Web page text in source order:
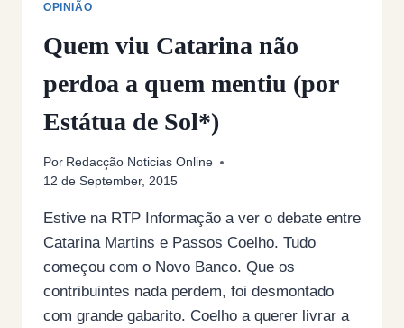
OPINIÃO
Quem viu Catarina não
perdoa a quem mentiu (por
Estátua de Sol*)
Por Redacção Noticias Online
12 de September, 2015
Estive na RTP Informação a ver o debate entre
Catarina Martins e Passos Coelho. Tudo
começou com o Novo Banco. Que os
contribuintes nada perdem, foi desmontado
com grande gabarito. Coelho a querer livrar a